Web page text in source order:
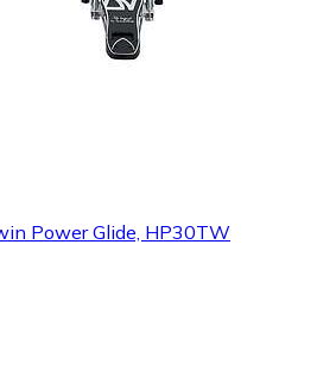
Power Glide, HP30TW